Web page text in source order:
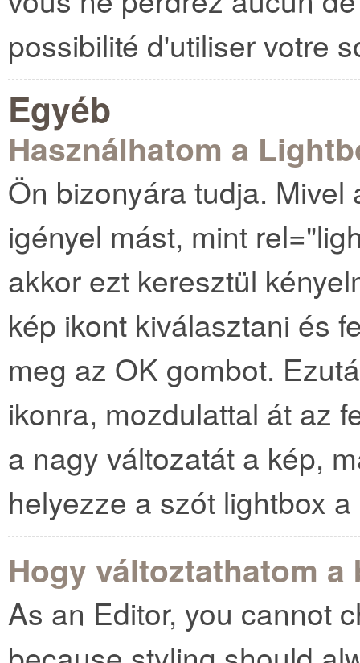
possibilité d'utiliser votre
Egyéb
Használhatom a
Ön bizonyára tudja.
igényel mást, mint
akkor ezt keresztül
kép ikont kiválasztani és
meg az OK gombot.
ikonra, mozdulattal át az
a nagy változatát a kép,
helyezze a szót lightbox
Hogy változtathatom
As an Editor, you cannot